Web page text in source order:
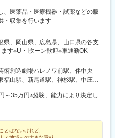
、医薬品・医療機器・試薬などの販
・収集を行います
県、岡山県、広島県、山口県の各支
す※U・Iターン歓迎※車通勤OK
術創造劇場ハレノワ前駅、伴中央
福山駅、新尾道駅、神杉駅、中庄
、通津駅、萩駅、周防花岡駅、新下
駅(岡山県)
～35万円※経験、能力により決定し
とはないけれど、